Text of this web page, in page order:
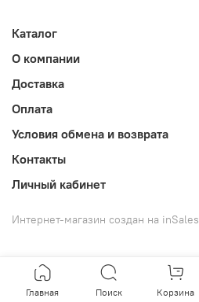
Каталог
О компании
Доставка
Оплата
Условия обмена и возврата
Контакты
Личный кабинет
Интернет-магазин создан на inSales
Главная Поиск Корзина